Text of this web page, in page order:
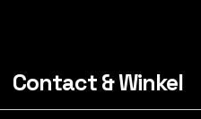
Contact & Winkel